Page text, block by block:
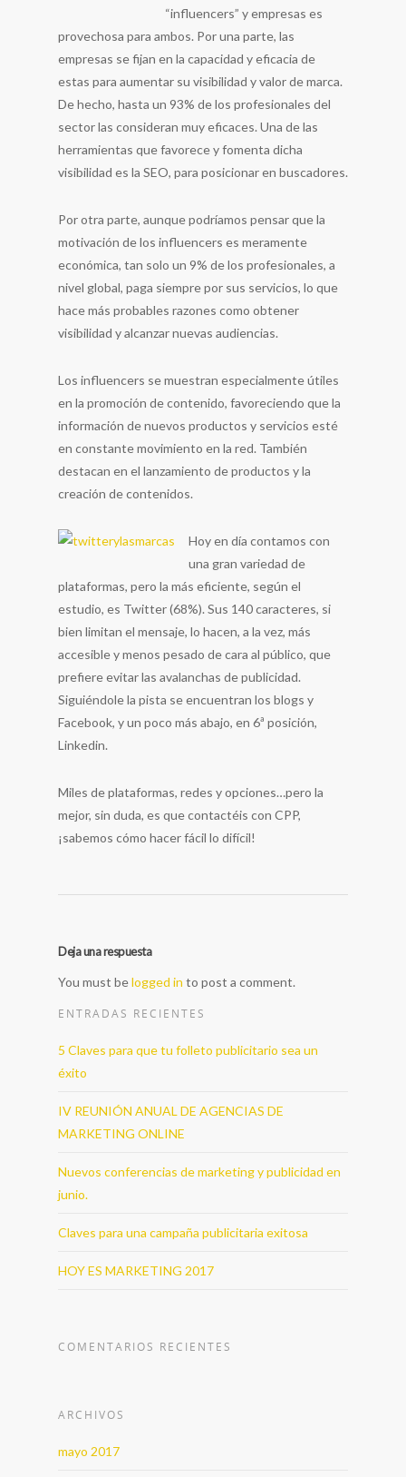
“influencers” y empresas es
provechosa para ambos. Por una parte, las
empresas se fijan en la capacidad y eficacia de
estas para aumentar su visibilidad y valor de marca.
De hecho, hasta un 93% de los profesionales del
sector las consideran muy eficaces. Una de las
herramientas que favorece y fomenta dicha
visibilidad es la SEO, para posicionar en buscadores.
Por otra parte, aunque podríamos pensar que la
motivación de los influencers es meramente
económica, tan solo un 9% de los profesionales, a
nivel global, paga siempre por sus servicios, lo que
hace más probables razones como obtener
visibilidad y alcanzar nuevas audiencias.
Los influencers se muestran especialmente útiles
en la promoción de contenido, favoreciendo que la
información de nuevos productos y servicios esté
en constante movimiento en la red. También
destacan en el lanzamiento de productos y la
creación de contenidos.
Hoy en día contamos con
una gran variedad de
plataformas, pero la más eficiente, según el
estudio, es Twitter (68%). Sus 140 caracteres, si
bien limitan el mensaje, lo hacen, a la vez, más
accesible y menos pesado de cara al público, que
prefiere evitar las avalanchas de publicidad.
Siguiéndole la pista se encuentran los blogs y
Facebook, y un poco más abajo, en 6ª posición,
Linkedin.
Miles de plataformas, redes y opciones…pero la
mejor, sin duda, es que contactéis con CPP,
¡sabemos cómo hacer fácil lo difícil!
Deja una respuesta
You must belogged in to post a comment.
ENTRADAS RECIENTES
5 Claves para que tu folleto publicitario sea un
éxito
IV REUNIÓN ANUAL DE AGENCIAS DE
MARKETING ONLINE
Nuevos conferencias de marketing y publicidad en
junio.
Claves para una campaña publicitaria exitosa
HOY ES MARKETING 2017
COMENTARIOS RECIENTES
ARCHIVOS
mayo 2017